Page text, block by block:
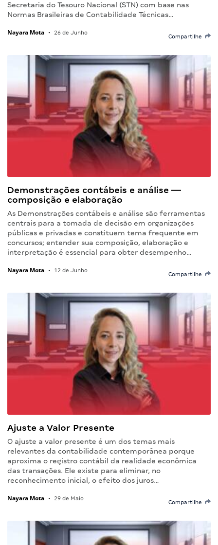
Secretaria do Tesouro Nacional (STN) com base nas
Normas Brasileiras de Contabilidade Técnicas…
Nayara Mota • 26 de Junho
Compartilhe
Demonstrações contábeis e análise —
composição e elaboração
As Demonstrações contábeis e análise são ferramentas
centrais para a tomada de decisão em organizações
públicas e privadas e constituem tema frequente em
concursos; entender sua composição, elaboração e
interpretação é essencial para obter desempenho…
Nayara Mota • 12 de Junho
Compartilhe
Ajuste a Valor Presente
O ajuste a valor presente é um dos temas mais
relevantes da contabilidade contemporânea porque
aproxima o registro contábil da realidade econômica
das transações. Ele existe para eliminar, no
reconhecimento inicial, o efeito dos juros…
Nayara Mota • 29 de Maio
Compartilhe